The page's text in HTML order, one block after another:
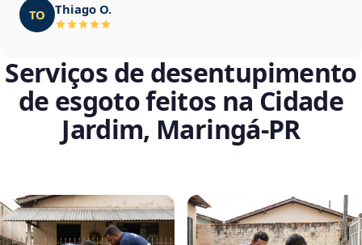
TO Thiago O.
Serviços de desentupimento
de esgoto feitos na Cidade
Jardim, Maringá‑PR